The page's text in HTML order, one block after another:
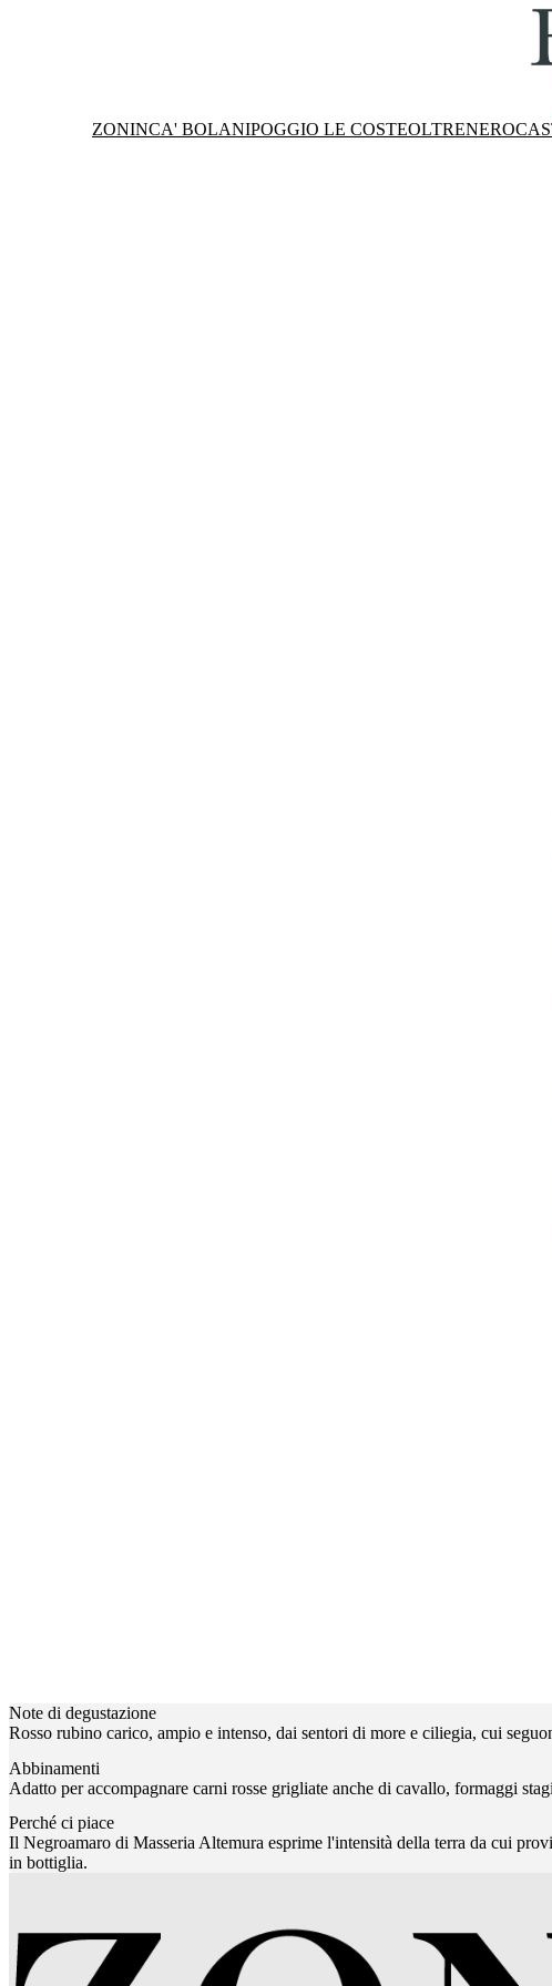
ZONINCA' BOLANIPOGGIO LE COSTEOLTRENERO
Note di degustazione
Rosso rubino carico, ampio e intenso, dai sentori di more e ciliegia, cui
Abbinamenti
Adatto per accompagnare carni rosse grigliate anche di cavallo, formaggi
Perché ci piace
Il Negroamaro di Masseria Altemura esprime l'intensità della terra da cui
in bottiglia.